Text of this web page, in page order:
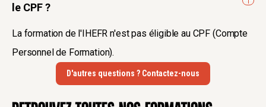
le CPF ?
La formation de l'IHEFR n'est pas éligible au CPF (Compte
Personnel de Formation).
D'autres questions ? Contactez-nous